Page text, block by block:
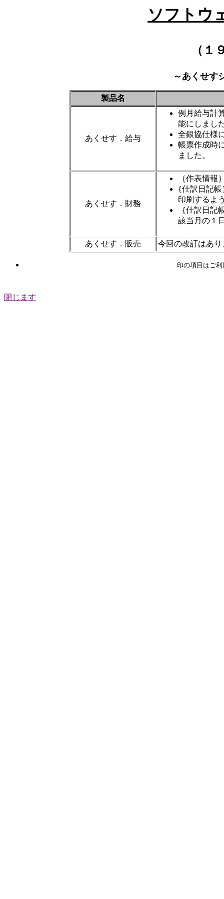
ソフトウ
（１
～あくせす
製品名
あくせす．給与
例月給与計
能にしまし
全銀協仕様
帳票作成時
ました。
あくせす．財務
｛作表情報
{仕訳日記帳
印刷するよ
｛仕訳日記
該当月の１
あくせす．販売 今回の改訂はあり
印の項目はご
閉じます